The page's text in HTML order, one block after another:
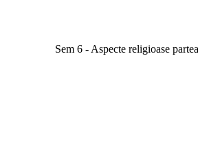
Sem 6 - Aspecte religioase